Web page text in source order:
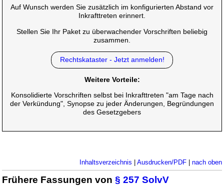
Auf Wunsch werden Sie zusätzlich im konfigurierten Abstand vor
Inkrafttreten erinnert.
Stellen Sie Ihr Paket zu überwachender Vorschriften beliebig
zusammen.
Rechtskataster - Jetzt anmelden!
Weitere Vorteile:
Konsolidierte Vorschriften selbst bei Inkrafttreten "am Tage nach
der Verkündung", Synopse zu jeder Änderungen, Begründungen
des Gesetzgebers
Inhaltsverzeichnis Ausdrucken/PDF| nach oben
Frühere Fassungen von§ 257 SolvV